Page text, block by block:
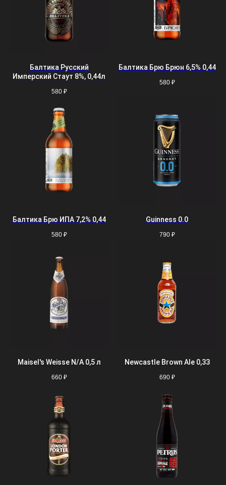
Балтика Русский
Имперский Стаут 8%, 0,44л
580 ₽
Балтика Брю Брюн 6,5% 0,44
580 ₽
Балтика Брю ИПА 7,2% 0,44
580 ₽
Guinness 0.0
790 ₽
Maisel's Weisse N/A 0,5 л
660 ₽
Newcastle Brown Ale 0,33
690 ₽